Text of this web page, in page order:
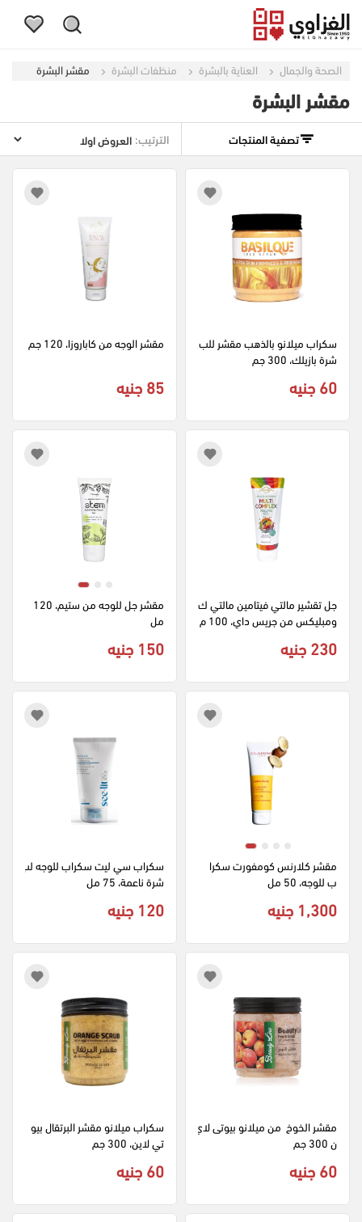
الصحة والجمال العناية بالبشرة منظفات البشرة مقشر البشرة
مقشر البشرة
تصفية المنتجات الترتيب:
سكراب ميلانو بالذهب مقشر للب
شرة بازيلك، 300 جم
60 جنيه
مقشر الوجه من كاباروزا، 120 جم
85 جنيه
جل تقشير مالتي فيتامين مالتي ك
ومبليكس من جريس داي، 100 م
230 جنيه
مل
150 جنيه
مقشر كلارنس كومفورت سكرا
ب للوجه، 50 مل
1,300 جنيه
سكراب سي ليت سكراب للوجه لب
شرة ناعمة، 75 مل
120 جنيه
مقشر الخوخ  من ميلانو بيوتى لاي
ن 300 جم
60 جنيه
سكراب ميلانو مقشر البرتقال بيو
تي لاين، 300 جم
60 جنيه